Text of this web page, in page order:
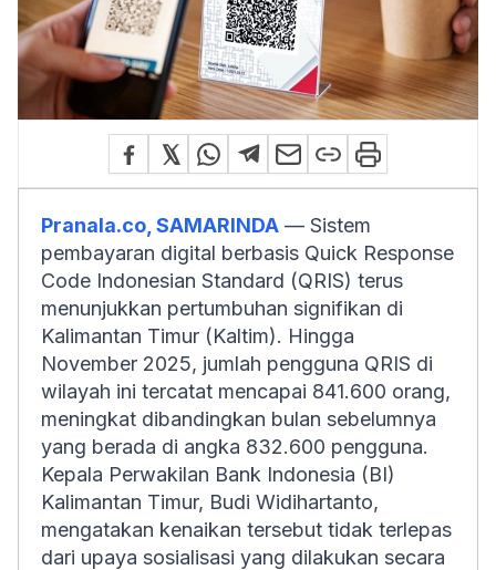
Pranala.co, SAMARINDA — Sistem
pembayaran digital berbasis Quick Response
Code Indonesian Standard (QRIS) terus
menunjukkan pertumbuhan signifikan di
Kalimantan Timur (Kaltim). Hingga
November 2025, jumlah pengguna QRIS di
wilayah ini tercatat mencapai 841.600 orang,
meningkat dibandingkan bulan sebelumnya
yang berada di angka 832.600 pengguna.
Kepala Perwakilan Bank Indonesia (BI)
Kalimantan Timur, Budi Widihartanto,
mengatakan kenaikan tersebut tidak terlepas
dari upaya sosialisasi yang dilakukan secara